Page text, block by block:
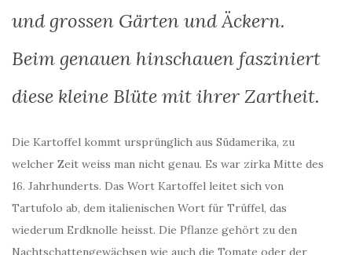
und grossen Gärten und Äckern.
Beim genauen hinschauen fasziniert
diese kleine Blüte mit ihrer Zartheit.
Die Kartoffel kommt ursprünglich aus Südamerika, zu
welcher Zeit weiss man nicht genau. Es war zirka Mitte des
16. Jahrhunderts. Das Wort Kartoffel leitet sich von
Tartufolo ab, dem italienischen Wort für Trüffel, das
wiederum Erdknolle heisst. Die Pflanze gehört zu den
Nachtschattengewächsen wie auch die Tomate oder der